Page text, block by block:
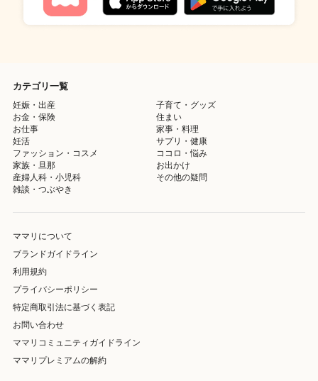
カテゴリ一覧
妊娠・出産
子育て・グッズ
お金・保険
住まい
お仕事
家事・料理
妊活
サプリ・健康
ファッション・コスメ
ココロ・悩み
家族・旦那
お出かけ
産婦人科・小児科
その他の疑問
雑談・つぶやき
ママリについて
ブランドガイドライン
利用規約
プライバシーポリシー
特定商取引法に基づく表記
お問い合わせ
ママリコミュニティガイドライン
ママリプレミアムの解約